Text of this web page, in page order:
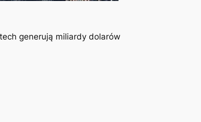
generują miliardy dolarów